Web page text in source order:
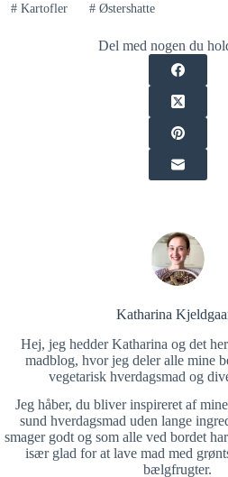
#Kartofler #Østershatte
Del med nogen du
Katharina
Hej, jeg hedder Katharina og det
madblog, hvor jeg deler alle mine
vegetarisk hverdagsmad og
Jeg håber, du bliver inspireret af
sund hverdagsmad uden lange
smager godt og som alle ved bordet
især glad for at lave mad med
bælgfrugter.